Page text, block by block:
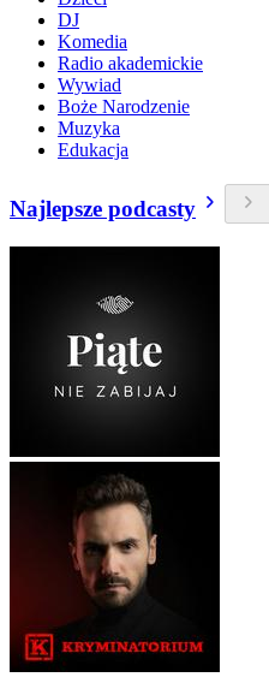
DJ
Komedia
Radio akademickie
Wywiad
Boże Narodzenie
Muzyka
Edukacja
Najlepsze podcasty